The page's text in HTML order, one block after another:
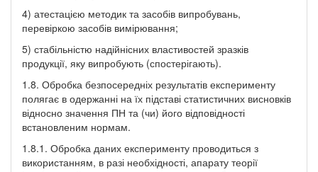
4) атестацією методик та засобів випробувань,
перевіркою засобів вимірювання;
5) стабільністю надійнісних властивостей зразків
продукції, яку випробують (спостерігають).
1.8. Обробка безпосередніх результатів експерименту
полягає в одержанні на їх підставі статистичних висновків
відносно значення ПН та (чи) його відповідності
встановленим нормам.
1.8.1. Обробка даних експерименту проводиться з
використанням, в разі необхідності, апарату теорії